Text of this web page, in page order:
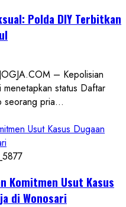
Polda DIY Terbitkan
– Kepolisian
menetapkan status Daftar
seorang pria...
Usut Kasus Dugaan
Komitmen Usut Kasus
di Wonosari